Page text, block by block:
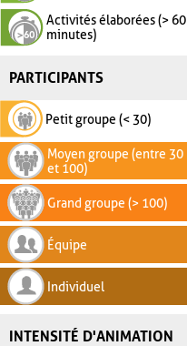
Activités élaborées (> 60
minutes)
PARTICIPANTS
Petit groupe (< 30)
Moyen groupe (entre 30
et 100)
Grand groupe (> 100)
Équipe
Individuel
INTENSITÉ D'ANIMATION